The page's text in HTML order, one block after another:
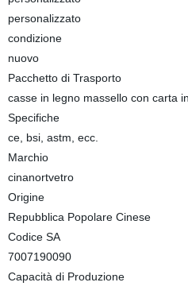
personalizzato
condizione
nuovo
Pacchetto di Trasporto
casse in legno massello con carta
Specifiche
ce, bsi, astm, ecc.
Marchio
cinanortvetro
Origine
Repubblica Popolare Cinese
Codice SA
7007190090
Capacità di Produzione